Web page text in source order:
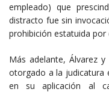
empleado) que
distracto fue sin
prohibición estatuida por
Más adelante, Álvarez
otorgado a la judicatura
en su aplicación al